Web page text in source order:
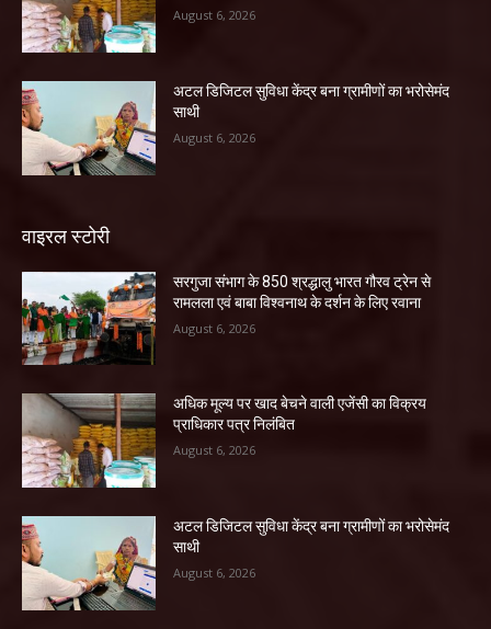
August 6, 2026
अटल डिजिटल सुविधा केंद्र बना ग्रामीणों का भरोसेमंद
साथी
August 6, 2026
वाइरल स्टोरी
सरगुजा संभाग के 850 श्रद्धालु भारत गौरव ट्रेन से
रामलला एवं बाबा विश्वनाथ के दर्शन के लिए रवाना
August 6, 2026
अधिक मूल्य पर खाद बेचने वाली एजेंसी का विक्रय
प्राधिकार पत्र निलंबित
August 6, 2026
अटल डिजिटल सुविधा केंद्र बना ग्रामीणों का भरोसेमंद
साथी
August 6, 2026